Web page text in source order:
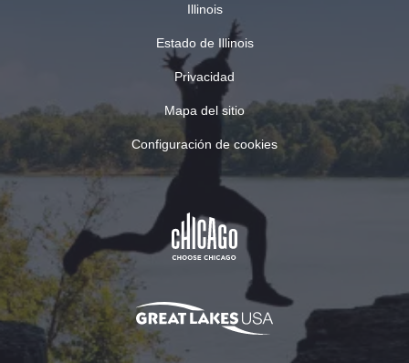
Illinois
Estado de Illinois
Privacidad
Mapa del sitio
Configuración de cookies